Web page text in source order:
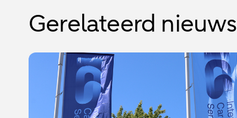
Gerelateerd nieuws